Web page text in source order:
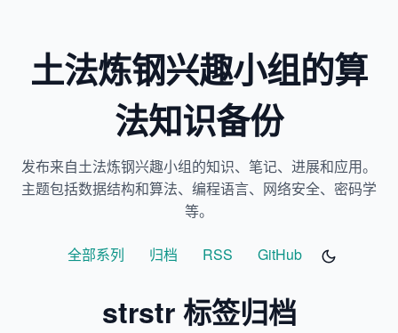
土法炼钢兴趣小组的算
法知识备份
发布来自土法炼钢兴趣小组的知识、笔记、进展和应用。
主题包括数据结构和算法、编程语言、网络安全、密码学
等。
全部系列 归档 RSS GitHub
strstr 标签归档